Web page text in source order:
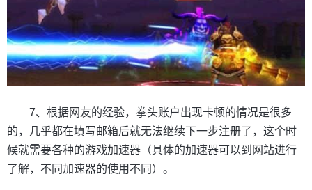
7、根据网友的经验，拳头账户出现卡顿的情况是很多
的，几乎都在填写邮箱后就无法继续下一步注册了，这个时
候就需要各种的游戏加速器（具体的加速器可以到网站进行
了解，不同加速器的使用不同）。